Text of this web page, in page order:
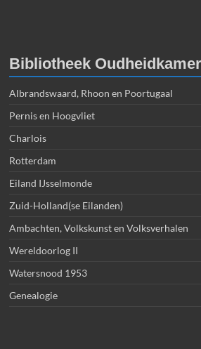
Bibliotheek Oudheidkamer
Albrandswaard, Rhoon en Poortugaal
Pernis en Hoogvliet
Charlois
Rotterdam
Eiland IJsselmonde
Zuid-Holland(se Eilanden)
Ambachten, Volkskunst en Volksverhalen
Wereldoorlog II
Watersnood 1953
Genealogie